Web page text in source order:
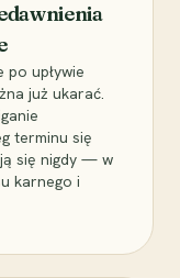
po upływie
już ukarać.
terminu się
się nigdy — w
karnego i